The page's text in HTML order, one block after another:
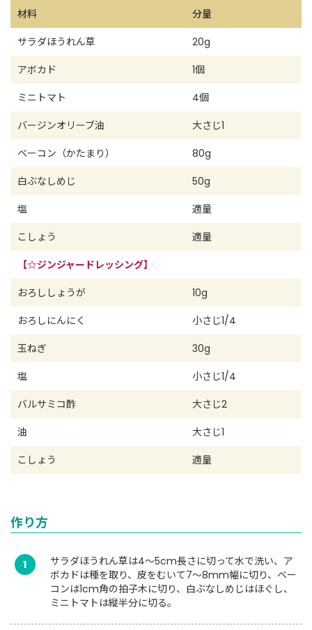
材料
分量
サラダほうれん草
20g
アボカド
1個
ミニトマト
4個
バージンオリーブ油
大さじ1
ベーコン（かたまり）
80g
白ぶなしめじ
50g
塩
適量
こしょう
適量
【☆ジンジャードレッシング】
おろししょうが
10g
おろしにんにく
小さじ1/4
玉ねぎ
30g
塩
小さじ1/4
バルサミコ酢
大さじ2
油
大さじ1
こしょう
適量
作り方
1
サラダほうれん草は4～5cm長さに切って水で洗い、ア
ボカドは種を取り、皮をむいて7～8mm幅に切り、ベー
コンは1cm角の拍子木に切り、白ぶなしめじはほぐし、
ミニトマトは縦半分に切る。